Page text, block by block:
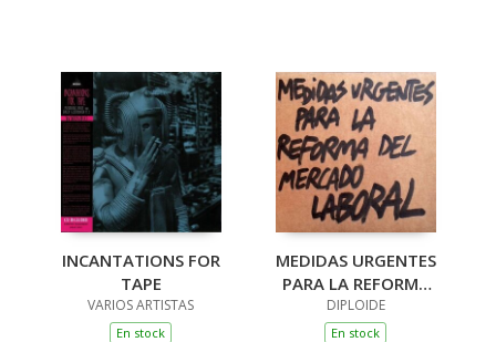
INCANTATIONS FOR
TAPE
VARIOS ARTISTAS
En stock
MEDIDAS URGENTES
PARA LA REFORMA
DEL MERCADO
LABORAL (7")
DIPLOIDE
En stock